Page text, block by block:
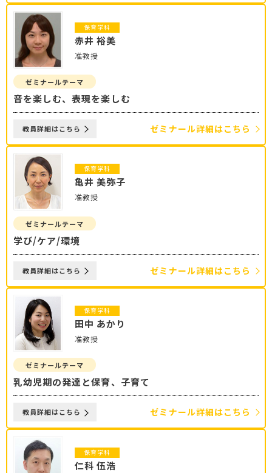
保育学科
赤井 裕美
准教授
ゼミナールテーマ
音を楽しむ、表現を楽しむ
ゼミナール詳細はこちら
教員詳細はこちら
保育学科
亀井 美弥子
准教授
ゼミナールテーマ
学び/ケア/環境
ゼミナール詳細はこちら
教員詳細はこちら
保育学科
田中 あかり
准教授
ゼミナールテーマ
乳幼児期の発達と保育、子育て
ゼミナール詳細はこちら
教員詳細はこちら
保育学科
仁科 伍浩